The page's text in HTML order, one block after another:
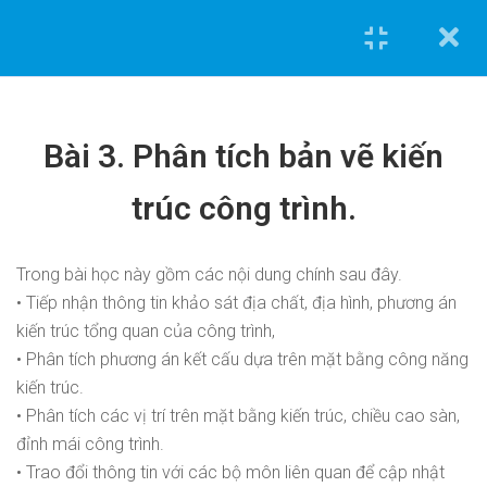
1.1
Bài 0. Bức tranh tư
định mức công
trình.
1.3
Bài 2. Đọc bản vẽ
danh mục công
việc.
1.4
Bài 3. Hướng dẫn
sử dụng phần
readBài 3. Phân tích bản vẽ kiến
trúc công trình.
Trong bài học này gồm các nội dung chính sau đây.
• Tiếp nhận thông tin khảo sát địa chất, địa hình, phương án
kiến trúc tổng quan của công trình,
• Phân tích phương án kết cấu dựa trên mặt bằng công năng
kiến trúc.
• Phân tích các vị trí trên mặt bằng kiến trúc, chiều cao sàn,
đỉnh mái công trình.
• Trao đổi thông tin với các bộ môn liên quan để cập nhật
0962.636.325
0978.969.288
Khóa học tiêu biểu
Tính toán và triển khai bản vẽ kết cấu [Nhà phố] bằng
Etabs và Autocad
Tính toán và triển khai bản vẽ điện nước [Nhà phố] bằng